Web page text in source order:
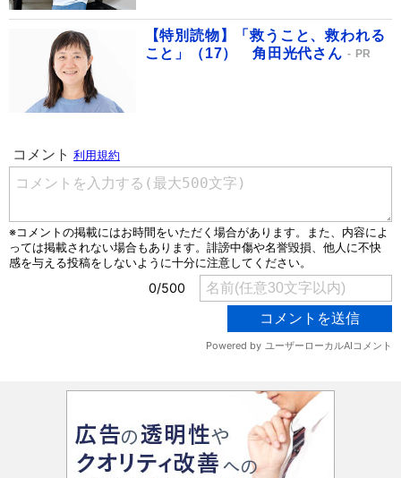
【特別読物】「救うこと、救われる
こと」（17） 角田光代さん
PR